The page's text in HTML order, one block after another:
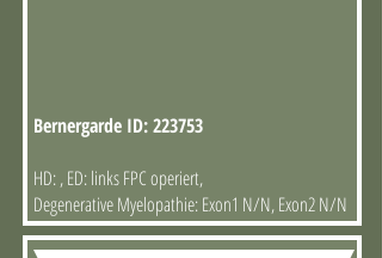
Bernergarde ID: 223753
HD: , ED: links FPC operiert,
Degenerative Myelopathie: Exon1 N/N, Exon2 N/N